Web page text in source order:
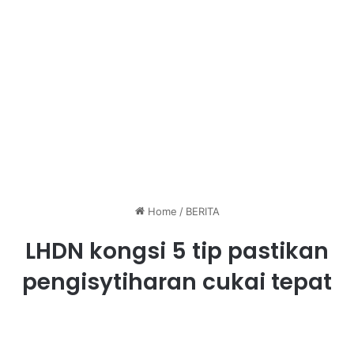
Home / BERITA
LHDN kongsi 5 tip pastikan
pengisytiharan cukai tepat